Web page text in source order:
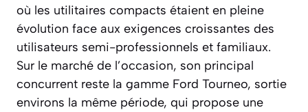
où les utilitaires compacts étaient en pleine
évolution face aux exigences croissantes des
utilisateurs semi-professionnels et familiaux.
Sur le marché de l’occasion, son principal
concurrent reste la gamme Ford Tourneo, sortie
environs la même période, qui propose une